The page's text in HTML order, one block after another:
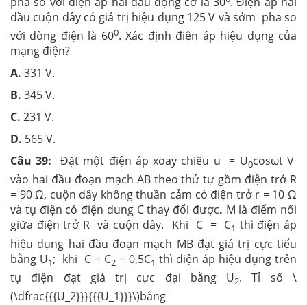
đầu cuộn dây có giá trị hiệu dụng 125 V và sớm pha so
với dòng điện là 600. Xác định điện áp hiệu dụng của
mạng điện?
A. 331 V.
B. 345 V.
C. 231 V.
D. 565 V.
Câu 39: Đặt một điện áp xoay chiều u = U0cosωt V
vào hai đầu đoạn mạch AB theo thứ tự gồm điện trở R
= 90 Ω, cuộn dây không thuần cảm có điện trở r = 10 Ω
và tụ điện có điện dung C thay đổi được. M là điểm nối
giữa điện trở R và cuộn dây. Khi C = C1 thì điện áp
hiệu dụng hai đầu đoạn mạch MB đạt giá trị cực tiểu
bằng U1; khi C = C2 = 0,5C1 thì điện áp hiệu dụng trên
tụ điện đạt giá trị cực đại bằng U2. Tỉ số \
(\dfrac{{{U_2}}}{{{U_1}}}\)bằng